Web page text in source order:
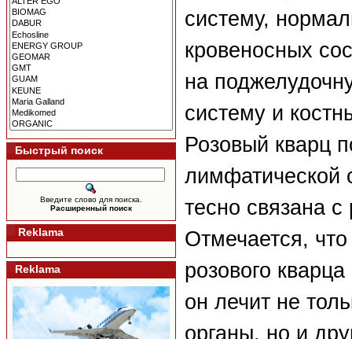
Быстрый поиск
Введите слово для поиска.
Расширенный поиск
Reklama
Reklama
систему,
кровеносных
на
систему и
Розовый кварц
лимфатической
тесно связана
Отмечается,
розового
он лечит не
органы, но и